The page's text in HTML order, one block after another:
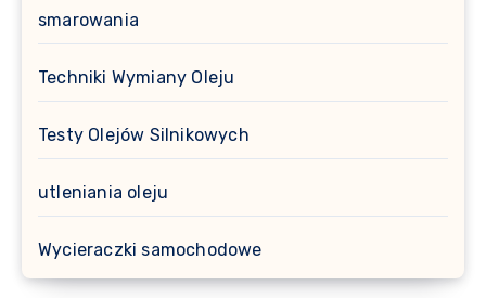
smarowania
Techniki Wymiany Oleju
Testy Olejów Silnikowych
utleniania oleju
Wycieraczki samochodowe